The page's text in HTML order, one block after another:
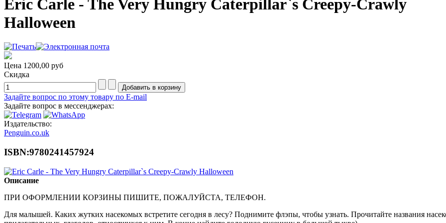
Eric Carle - The Very Hungry Caterpillar`s Creepy-Crawly
Halloween
Цена 1200,00 руб
Скидка
Задайте вопрос по этому товару по E-mail
Задайте вопрос в мессенджерах:
Издательство:
Penguin.co.uk
ISBN:9780241457924
Описание
ПРИ ОФОРМЛЕНИИ КОРЗИНЫ ПИШИТЕ, ПОЖАЛУЙСТА, ТЕЛЕФОН.
Для малышей. Каких жутких насекомых встретите сегодня в лесу? Поднимите флэпы, чтобы узнать. Прочитайте названия